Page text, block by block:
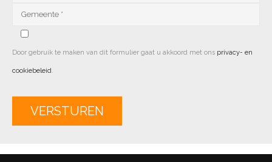
Door gebruik te maken van dit formulier gaat u akkoord met ons privacy- en
cookiebeleid.